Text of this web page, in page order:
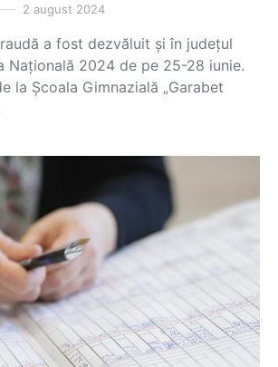
2 august 2024
a fost dezvăluit și în județul
Națională 2024 de pe 25-28 iunie.
la Școala Gimnazială „Garabet